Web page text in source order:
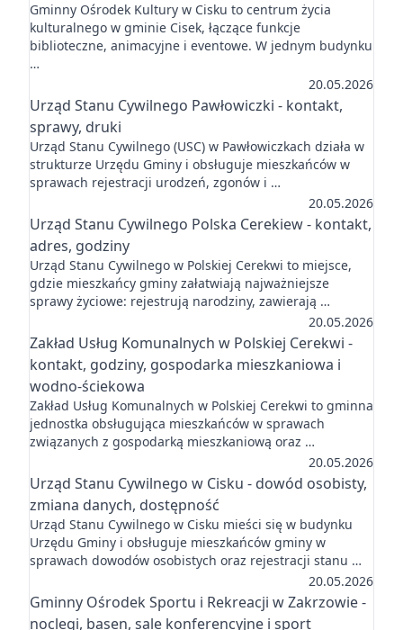
Gminny Ośrodek Kultury w Cisku to centrum życia
kulturalnego w gminie Cisek, łączące funkcje
biblioteczne, animacyjne i eventowe. W jednym budynku
…
20.05.2026
Urząd Stanu Cywilnego Pawłowiczki - kontakt,
sprawy, druki
Urząd Stanu Cywilnego (USC) w Pawłowiczkach działa w
strukturze Urzędu Gminy i obsługuje mieszkańców w
sprawach rejestracji urodzeń, zgonów i …
20.05.2026
Urząd Stanu Cywilnego Polska Cerekiew - kontakt,
adres, godziny
Urząd Stanu Cywilnego w Polskiej Cerekwi to miejsce,
gdzie mieszkańcy gminy załatwiają najważniejsze
sprawy życiowe: rejestrują narodziny, zawierają …
20.05.2026
Zakład Usług Komunalnych w Polskiej Cerekwi -
kontakt, godziny, gospodarka mieszkaniowa i
wodno-ściekowa
Zakład Usług Komunalnych w Polskiej Cerekwi to gminna
jednostka obsługująca mieszkańców w sprawach
związanych z gospodarką mieszkaniową oraz …
20.05.2026
Urząd Stanu Cywilnego w Cisku - dowód osobisty,
zmiana danych, dostępność
Urząd Stanu Cywilnego w Cisku mieści się w budynku
Urzędu Gminy i obsługuje mieszkańców gminy w
sprawach dowodów osobistych oraz rejestracji stanu …
20.05.2026
Gminny Ośrodek Sportu i Rekreacji w Zakrzowie -
noclegi, basen, sale konferencyjne i sport